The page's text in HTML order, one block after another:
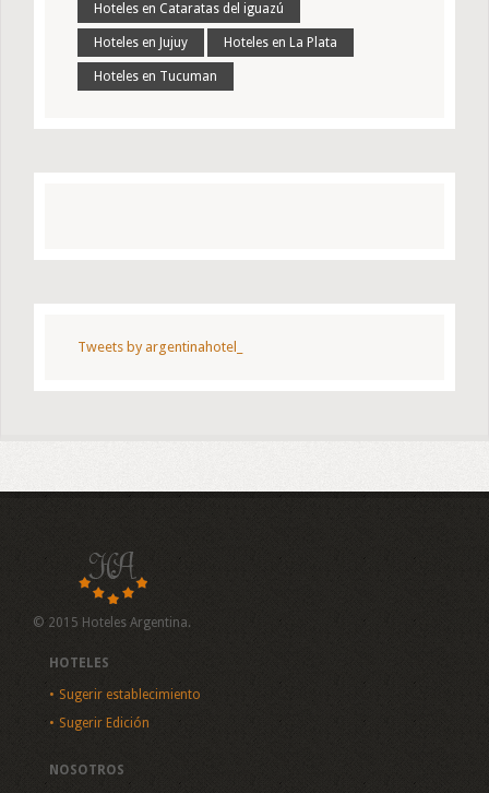
Hoteles en Cataratas del iguazú
Hoteles en Jujuy Hoteles en La Plata
Hoteles en Tucuman
Tweets by argentinahotel_
© 2015 Hoteles Argentina.
HOTELES
Sugerir establecimiento
Sugerir Edición
NOSOTROS